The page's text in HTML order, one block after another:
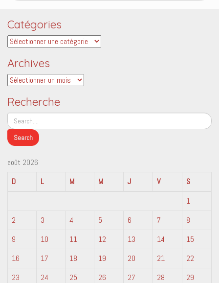
Catégories
Catégories
Archives
Archives
Recherche
août 2026
D
L M M J V
S
1
2
3 4 5 6 7
8
9
10 11 12 13 14
15
16
17 18 19 20 21
22
23
24 25 26 27 28
29